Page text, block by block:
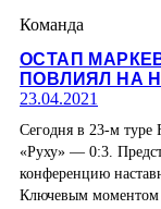
Команда
ОСТАП
ПОВЛИЯЛ НА
23.04.2021
Сегодня в 23-м туре
«Руху» — 0:3.
конференцию
Ключевым моментом